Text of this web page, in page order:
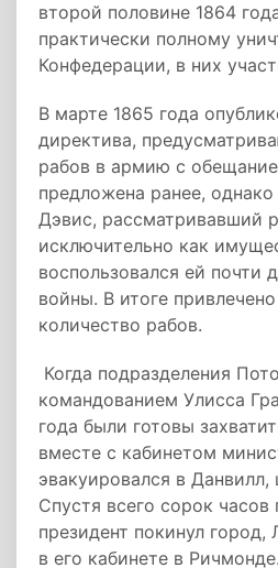
второй половине 1864
практически полному
Конфедерации, в них
В марте 1865 года
директива,
рабов в армию с
предложена ранее,
Дэвис, рассматривавший
исключительно как
воспользовался ей почти
войны. В итоге
количество рабов.
Когда подразделения
командованием Улисса
года были готовы
вместе с кабинетом
эвакуировался в Данвилл,
Спустя всего сорок часов
президент покинул
в его кабинете в Ричмонде.